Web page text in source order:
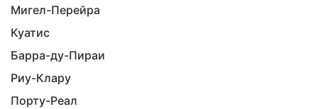
Мигел-Перейра
Куатис
Барра-ду-Пираи
Риу-Клару
Порту-Реал